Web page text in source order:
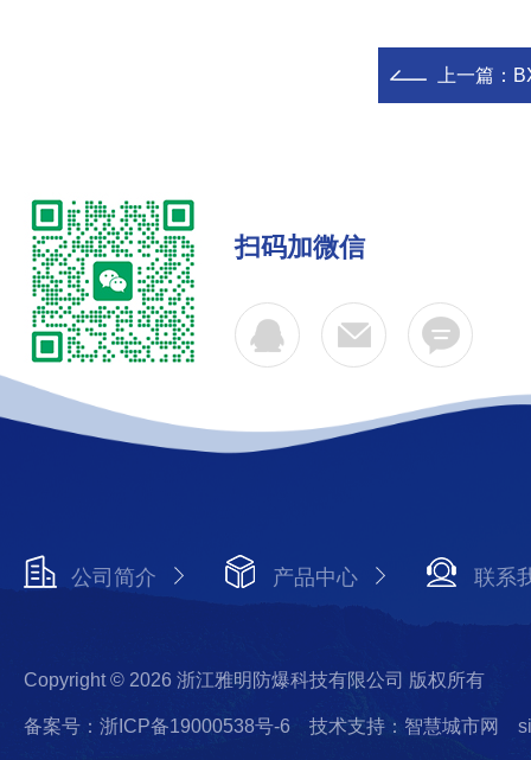
上一篇：
扫码加微信
公司简介 产品中心 联系
Copyright © 2026 浙江雅明防爆科技有限公司 版权所有
备案号：浙ICP备19000538号-6 技术支持：智慧城市网